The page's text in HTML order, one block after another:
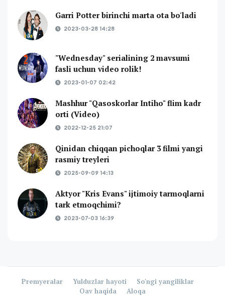
Garri Potter birinchi marta ota bo'ladi
2023-03-28 14:28
"Wednesday" serialining 2 mavsumi
fasli uchun video rolik!
2023-01-07 02:42
Mashhur "Qasoskorlar Intiho" flim kadr
orti (Video)
2022-12-25 21:07
Qinidan chiqqan pichoqlar 3 filmi yangi
rasmiy treyleri
2025-09-09 14:13
Aktyor "Kris Evans" ijtimoiy tarmoqlarni
tark etmoqchimi?
2023-07-03 16:39
Premyeralar Yulduzlar hayoti
So'ngi yangiliklar
Oav haqida
Aloqa